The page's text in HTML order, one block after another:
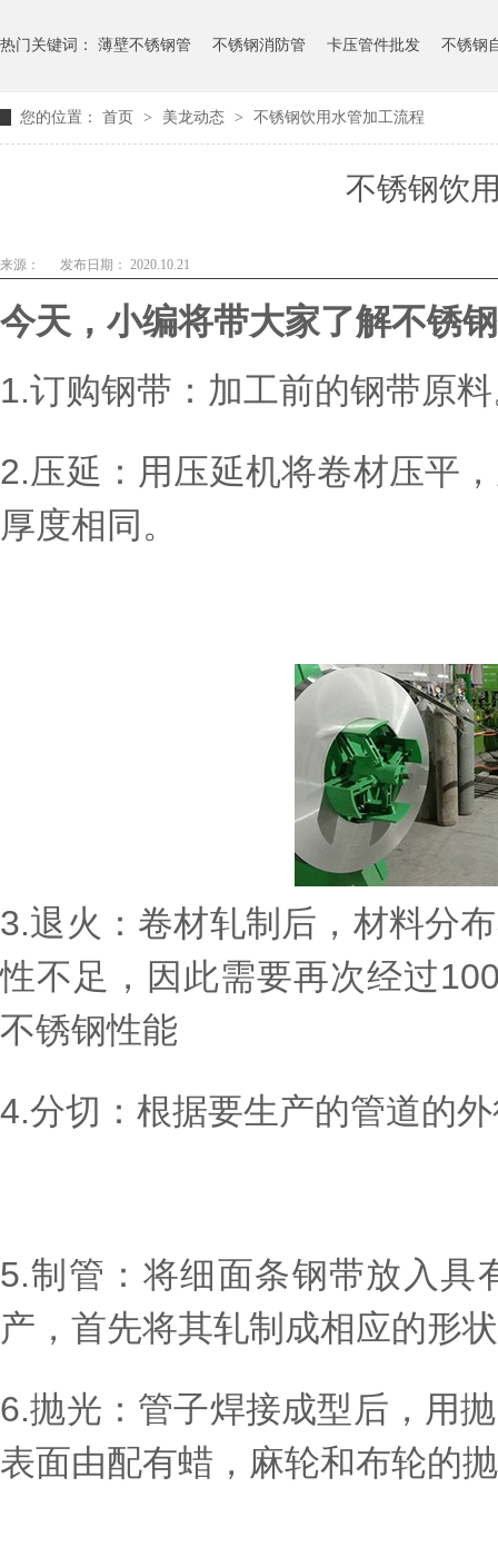
热门关键词： 薄壁不锈钢管 不锈钢消防管 卡压管件批发 不锈钢
您的位置： 首页 > 美龙动态 > 不锈钢饮用水管加工流程
不锈钢饮
来源： 发布日期： 2020.10.21
今天，小编将带大家了解不锈
1.订购钢带：加工前的钢带原
2.压延：用压延机将卷材压平
厚度相同。
3.退火：卷材轧制后，材料分
性不足，因此需要再次经过
不锈钢性能
4.分切：根据要生产的管道的
5.制管：将细面条钢带放入具
产，首先将其轧制成相应的形
6.抛光：管子焊接成型后，用
表面由配有蜡，麻轮和布轮的